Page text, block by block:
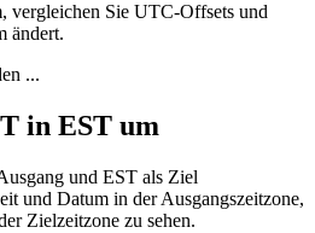
vergleichen Sie UTC-Offsets und
ändert.
...
in EST um
und EST als Ziel
und Datum in der Ausgangszeitzone,
Zielzeitzone zu sehen.